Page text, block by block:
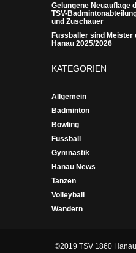
Gelungene Neuauflage
TSV-
und Zuschauer
Fussballer sind Meister
Hanau 2025/2026
KATEGORIEN
Allgemein
Badminton
Bowling
Fussball
Gymnastik
Hanau News
Tanzen
Volleyball
Wandern
©2019 TSV 1860